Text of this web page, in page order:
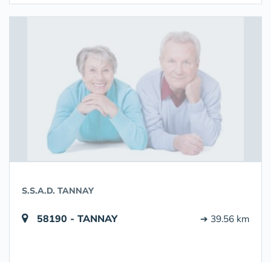
S.S.A.D. TANNAY
58190 - TANNAY ➔ 39.56 km